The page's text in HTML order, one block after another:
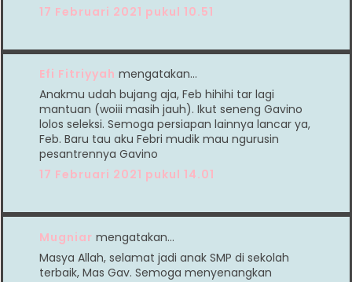
17 Februari 2021 pukul 10.51
Efi Fitriyyah mengatakan…
Anakmu udah bujang aja, Feb hihihi tar lagi
mantuan (woiii masih jauh). Ikut seneng Gavino
lolos seleksi. Semoga persiapan lainnya lancar ya,
Feb. Baru tau aku Febri mudik mau ngurusin
pesantrennya Gavino
17 Februari 2021 pukul 14.01
Mugniar mengatakan…
Masya Allah, selamat jadi anak SMP di sekolah
terbaik, Mas Gav. Semoga menyenangkan